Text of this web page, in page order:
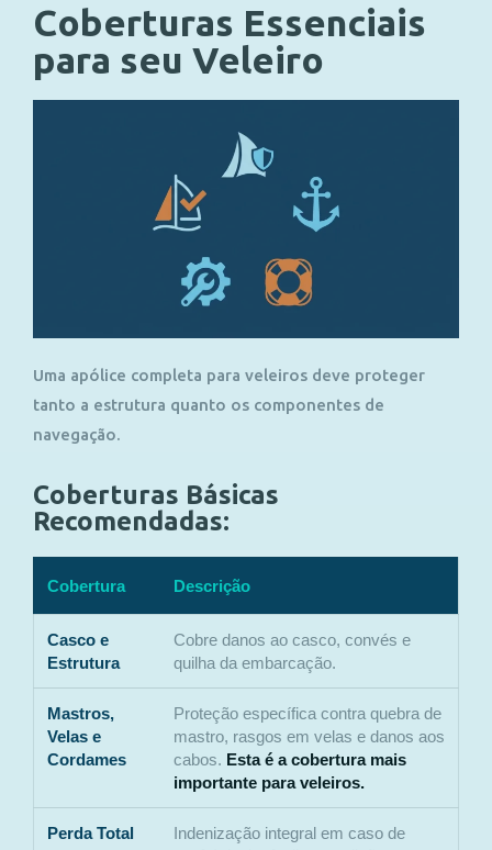
Coberturas Essenciais
para seu Veleiro
Uma apólice completa para veleiros deve proteger
tanto a estrutura quanto os componentes de
navegação.
Coberturas Básicas
Recomendadas:
Cobertura Descrição
Casco e
Estrutura
Cobre danos ao casco, convés e
quilha da embarcação.
Mastros,
Velas e
Cordames
Proteção específica contra quebra de
mastro, rasgos em velas e danos aos
cabos. Esta é a cobertura mais
importante para veleiros.
Perda Total
Indenização integral em caso de